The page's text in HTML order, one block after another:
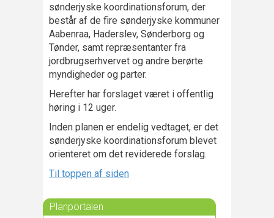
sønderjyske koordinationsforum, der
består af de fire sønderjyske kommuner
Aabenraa, Haderslev, Sønderborg og
Tønder, samt repræsentanter fra
jordbrugserhvervet og andre berørte
myndigheder og parter.
Herefter har forslaget været i offentlig
høring i 12 uger.
Inden planen er endelig vedtaget, er det
sønderjyske koordinationsforum blevet
orienteret om det reviderede forslag.
Til toppen af siden
Planportalen